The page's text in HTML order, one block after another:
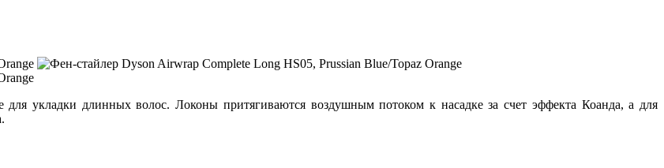
укладки длинных волос. Локоны притягиваются воздушным потоком к насадке за счет эффекта Коанда, а для